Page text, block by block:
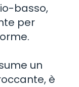
basso,
per
un
è